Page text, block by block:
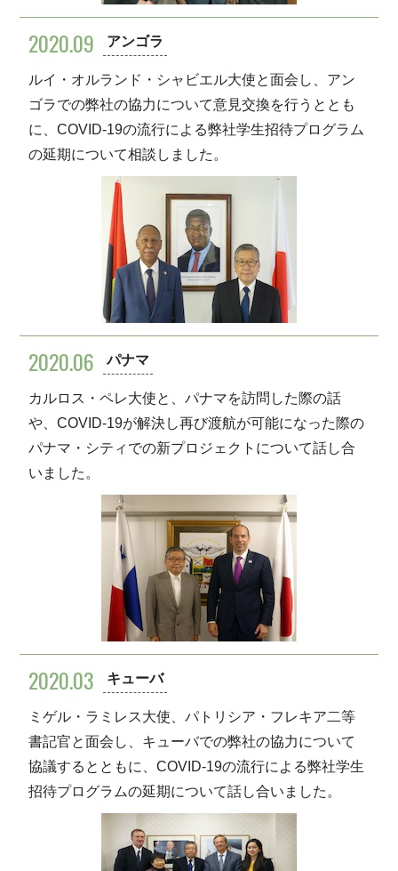
2020.09 アンゴラ
ルイ・オルランド・シャビエル大使と面会し、アン
ゴラでの弊社の協力について意見交換を行うととも
に、COVID-19の流行による弊社学生招待プログラム
の延期について相談しました。
2020.06 パナマ
カルロス・ペレ大使と、パナマを訪問した際の話
や、COVID-19が解決し再び渡航が可能になった際の
パナマ・シティでの新プロジェクトについて話し合
いました。
2020.03 キューバ
ミゲル・ラミレス大使、パトリシア・フレキア二等
書記官と面会し、キューバでの弊社の協力について
協議するとともに、COVID-19の流行による弊社学生
招待プログラムの延期について話し合いました。